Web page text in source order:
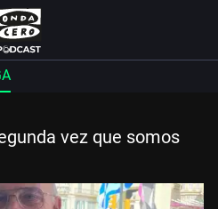
vez que somos